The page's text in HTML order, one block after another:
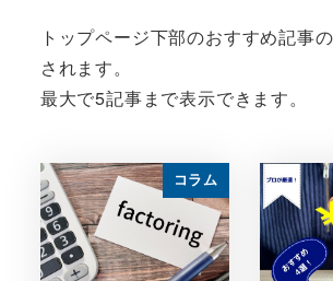
トップページ下部のおすすめ記事
されます。
最大で5記事まで表示できます。
コラム